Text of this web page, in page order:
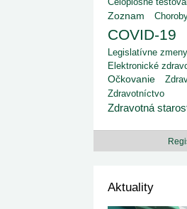
1. 7. 2026
zoznam
29. 6. 2026
Rezort
29. 6. 2026
Výzva na
starostlivosti v
Zoznam
COVID-19
Legislatívne zmeny
Elektronické
Očkovanie
Zdravotníctvo
Zdravotná
Aktuality